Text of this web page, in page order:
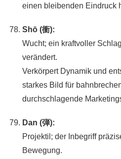
einen bleibenden Eindruck
Shō (衝):
Wucht; ein kraftvoller
verändert.
Verkörpert Dynamik und
starkes Bild für
durchschlagende
Dan (弾):
Projektil; der Inbegriff
Bewegung.